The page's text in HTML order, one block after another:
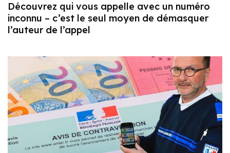
Découvrez qui vous appelle avec un numéro
inconnu – c’est le seul moyen de démasquer
l’auteur de l’appel